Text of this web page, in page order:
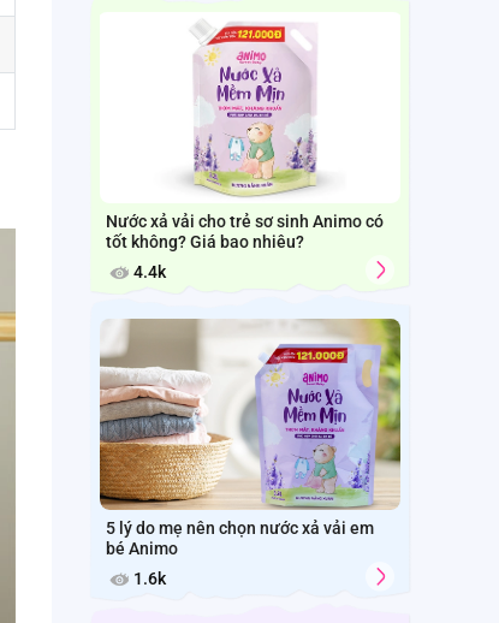
Nước xả vải cho trẻ sơ sinh Animo có
tốt không? Giá bao nhiêu?
4.4k
5 lý do mẹ nên chọn nước xả vải em
bé Animo
1.6k